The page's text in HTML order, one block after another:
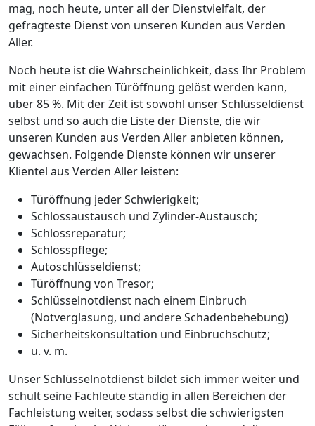
mag, noch heute, unter all der Dienstvielfalt, der
gefragteste Dienst von unseren Kunden aus Verden
Aller.
Noch heute ist die Wahrscheinlichkeit, dass Ihr Problem
mit einer einfachen Türöffnung gelöst werden kann,
über 85 %. Mit der Zeit ist sowohl unser Schlüsseldienst
selbst und so auch die Liste der Dienste, die wir
unseren Kunden aus Verden Aller anbieten können,
gewachsen. Folgende Dienste können wir unserer
Klientel aus Verden Aller leisten:
Türöffnung jeder Schwierigkeit;
Schlossaustausch und Zylinder-Austausch;
Schlossreparatur;
Schlosspflege;
Autoschlüsseldienst;
Türöffnung von Tresor;
Schlüsselnotdienst nach einem Einbruch
(Notverglasung, und andere Schadenbehebung)
Sicherheitskonsultation und Einbruchschutz;
u. v. m.
Unser Schlüsselnotdienst bildet sich immer weiter und
schult seine Fachleute ständig in allen Bereichen der
Fachleistung weiter, sodass selbst die schwierigsten